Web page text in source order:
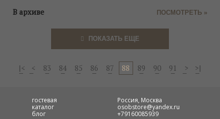
В архиве ПОСМОТРЕТЬ »
ПОКАЗАТЬ ЕЩЕ
|< < 83 84 85 86 87 88 89 90 91 > >|
гостевая
каталог
блог
Россия, Москва
osobstore@yandex.ru
+79160085939